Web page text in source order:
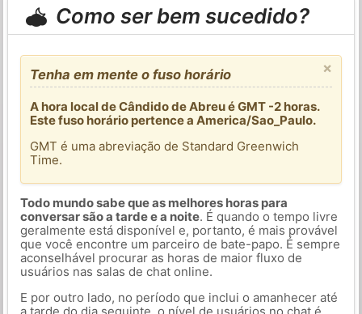
Como ser bem sucedido?
×
Tenha em mente o fuso horário
A hora local de Cândido de Abreu é GMT -2 horas.
Este fuso horário pertence a America/Sao_Paulo.
GMT é uma abreviação de Standard Greenwich
Time.
Todo mundo sabe que as melhores horas para
conversar são a tarde e a noite. É quando o tempo livre
geralmente está disponível e, portanto, é mais provável
que você encontre um parceiro de bate-papo. É sempre
aconselhável procurar as horas de maior fluxo de
usuários nas salas de chat online.
E por outro lado, no período que inclui o amanhecer até